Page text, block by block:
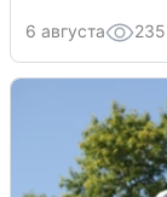
6 августа 235